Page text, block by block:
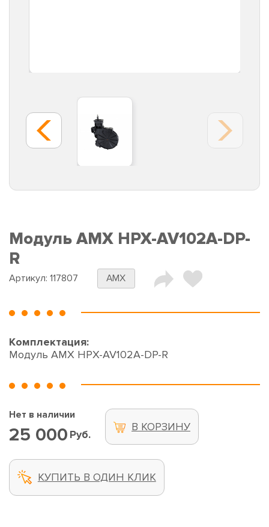
Модуль AMX HPX-AV102A-DP-
R
Артикул: 117807 AMX
Комплектация:
Модуль AMX HPX-AV102A-DP-R
Нет в наличии
25 000 Руб.
В КОРЗИНУ
КУПИТЬ В ОДИН КЛИК